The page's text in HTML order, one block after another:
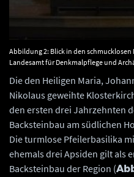
Abbildung 2: Blick in den
Landesamt für Denkmalpflege und
Die den Heiligen Maria,
Nikolaus geweihte
den ersten drei Jahrzehnten
Backsteinbau am südlichen
Die turmlose Pfeilerbasilika
ehemals drei Apsiden gilt als
Backsteinbau der Region (